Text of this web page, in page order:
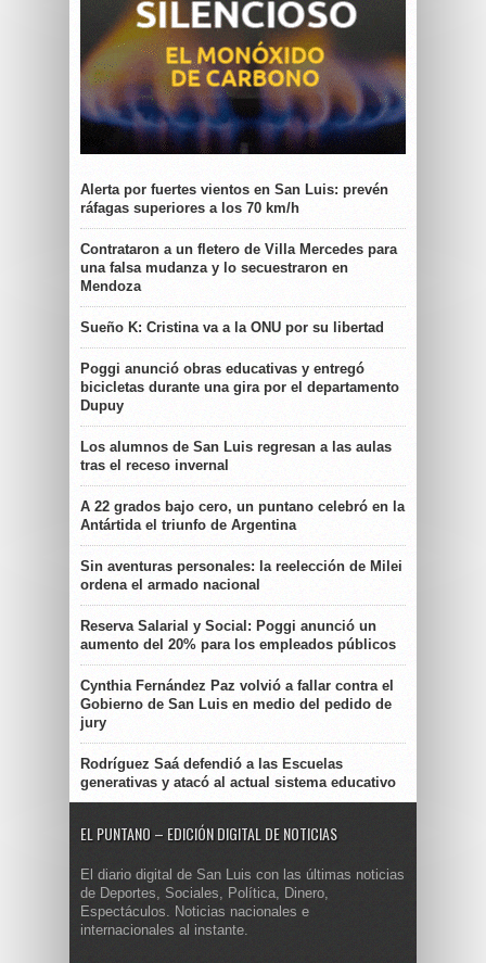
Alerta por fuertes vientos en San Luis: prevén
ráfagas superiores a los 70 km/h
Contrataron a un fletero de Villa Mercedes para
una falsa mudanza y lo secuestraron en
Mendoza
Sueño K: Cristina va a la ONU por su libertad
Poggi anunció obras educativas y entregó
bicicletas durante una gira por el departamento
Dupuy
Los alumnos de San Luis regresan a las aulas
tras el receso invernal
A 22 grados bajo cero, un puntano celebró en la
Antártida el triunfo de Argentina
Sin aventuras personales: la reelección de Milei
ordena el armado nacional
Reserva Salarial y Social: Poggi anunció un
aumento del 20% para los empleados públicos
Cynthia Fernández Paz volvió a fallar contra el
Gobierno de San Luis en medio del pedido de
jury
Rodríguez Saá defendió a las Escuelas
generativas y atacó al actual sistema educativo
EL PUNTANO – EDICIÓN DIGITAL DE NOTICIAS
El diario digital de San Luis con las últimas noticias
de Deportes, Sociales, Política, Dinero,
Espectáculos. Noticias nacionales e
internacionales al instante.